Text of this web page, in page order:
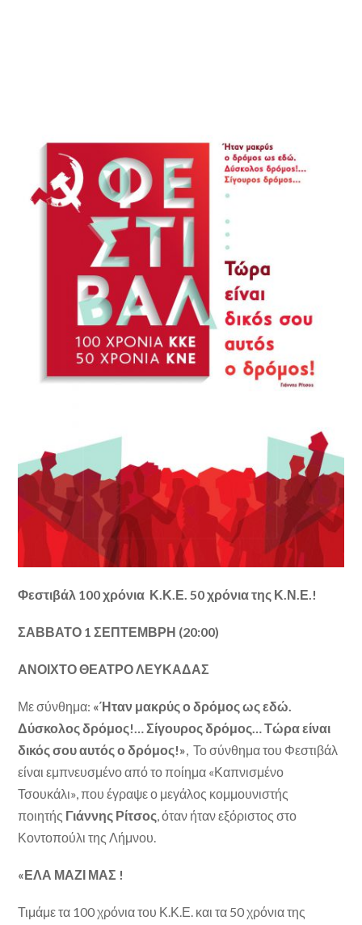
Φεστιβάλ 100 χρόνια Κ.Κ.Ε. 50 χρόνια της Κ.Ν.Ε.!
ΣΑΒΒΑΤΟ 1 ΣΕΠΤΕΜΒΡΗ (20:00)
ΑΝΟΙΧΤΟ ΘΕΑΤΡΟ ΛΕΥΚΑΔΑΣ
Με σύνθημα: «Ήταν μακρύς ο δρόμος ως εδώ.
Δύσκολος δρόμος!… Σίγουρος δρόμος… Τώρα είναι
δικός σου αυτός ο δρόμος!», Το σύνθημα του Φεστιβάλ
είναι εμπνευσμένο από το ποίημα «Καπνισμένο
Τσουκάλι», που έγραψε ο μεγάλος κομμουνιστής
ποιητής Γιάννης Ρίτσος, όταν ήταν εξόριστος στο
Κοντοπούλι της Λήμνου.
«ΕΛΑ ΜΑΖΙ ΜΑΣ !
Τιμάμε τα 100 χρόνια του Κ.Κ.Ε. και τα 50 χρόνια της